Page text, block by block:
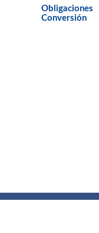
Conversión